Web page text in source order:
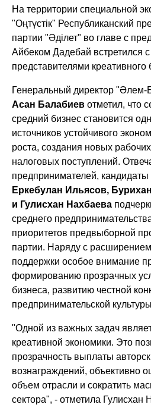
На территории специальной
"Оңтүстік" Республиканский
партии "Әділет" во главе с
Айбеком Дадебай встретился
представителями
Генеральный директор "Әлем-
Асан Балабиев отметил, что
средний бизнес становится
источников устойчивого
роста, создания новых
налоговых поступлений.
предпринимателей, кандидаты
Еркебулан Ильясов,
и Гулисхан Нахбаева
среднего
приоритетов предвыборной
партии. Наряду с
поддержки особое внимание
формированию прозрачных
бизнеса, развитию честной
предпринимательской
"Одной из важных задач
креативной экономики. Это
прозрачность выплаты
вознаграждений, объективно
объем отрасли и сократить
сектора", - отметила Гулисхан